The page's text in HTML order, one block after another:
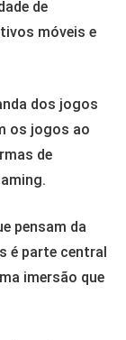
de
móveis e
dos jogos
os jogos ao
de
pensam da
é parte central
imersão que